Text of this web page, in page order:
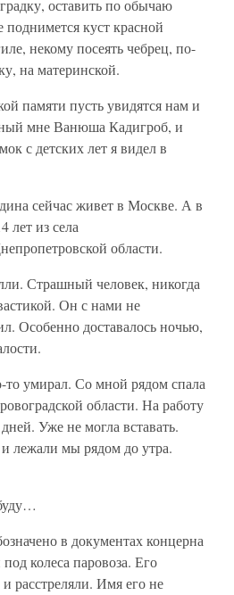
оставить по обычаю
куст красной
некому посеять чебрец, по-
на материнской.
памяти пусть увидятся нам и
мне Ванюша Кадигроб, и
с детских лет я видел в
сейчас живет в Москве. А в
лет из села
области.
Страшный человек, никогда
Он с нами не
Особенно доставалось ночью,
умирал. Со мной рядом спала
области. На работу
Уже не могла вставать.
лежали мы рядом до утра.
в документах концерна
колеса паровоза. Его
расстреляли. Имя его не